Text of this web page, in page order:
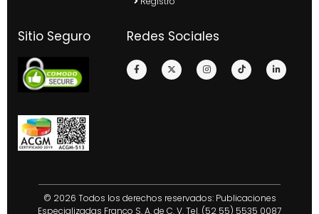
Sitio Seguro Redes Sociales
© 2026 Todos los derechos reservados: Publicaciones
Especializadas Franco S. A. de C. V. Tel. (52 55) 5535 0087